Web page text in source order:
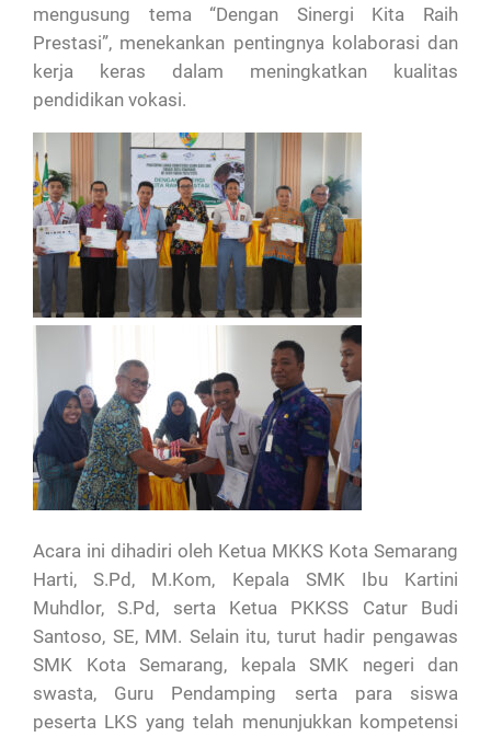
mengusung tema “Dengan Sinergi Kita Raih
Prestasi”, menekankan pentingnya kolaborasi dan
kerja keras dalam meningkatkan kualitas
pendidikan vokasi.
Acara ini dihadiri oleh Ketua MKKS Kota Semarang
Harti, S.Pd, M.Kom, Kepala SMK Ibu Kartini
Muhdlor, S.Pd, serta Ketua PKKSS Catur Budi
Santoso, SE, MM. Selain itu, turut hadir pengawas
SMK Kota Semarang, kepala SMK negeri dan
swasta, Guru Pendamping serta para siswa
peserta LKS yang telah menunjukkan kompetensi